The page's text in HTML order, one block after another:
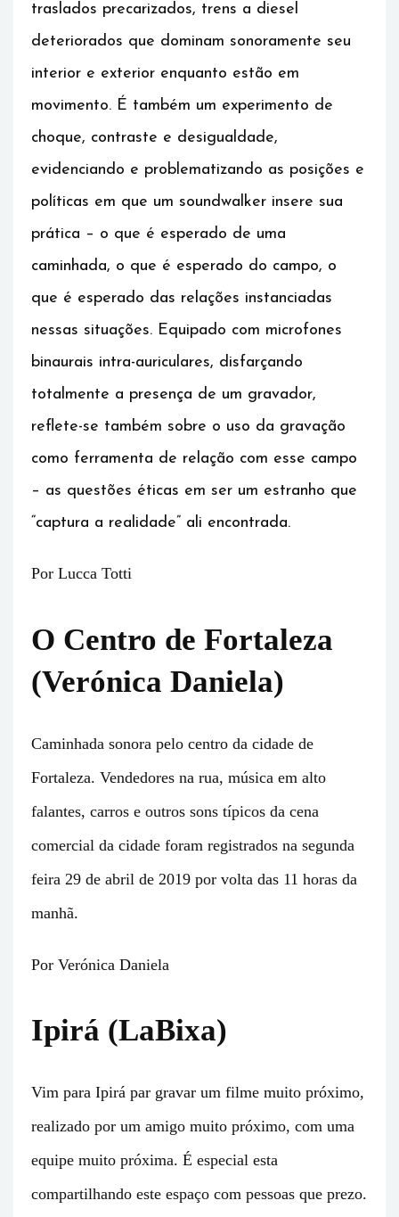
traslados precarizados, trens a diesel
deteriorados que dominam sonoramente seu
interior e exterior enquanto estão em
movimento. É também um experimento de
choque, contraste e desigualdade,
evidenciando e problematizando as posições e
políticas em que um soundwalker insere sua
prática – o que é esperado de uma
caminhada, o que é esperado do campo, o
que é esperado das relações instanciadas
nessas situações. Equipado com microfones
binaurais intra-auriculares, disfarçando
totalmente a presença de um gravador,
reflete-se também sobre o uso da gravação
como ferramenta de relação com esse campo
– as questões éticas em ser um estranho que
“captura a realidade” ali encontrada.
Por Lucca Totti
O Centro de Fortaleza
(Verónica Daniela)
Caminhada sonora pelo centro da cidade de
Fortaleza. Vendedores na rua, música em alto
falantes, carros e outros sons típicos da cena
comercial da cidade foram registrados na segunda
feira 29 de abril de 2019 por volta das 11 horas da
manhã.
Por Verónica Daniela
Ipirá (LaBixa)
Vim para Ipirá par gravar um filme muito próximo,
realizado por um amigo muito próximo, com uma
equipe muito próxima. É especial esta
compartilhando este espaço com pessoas que prezo.